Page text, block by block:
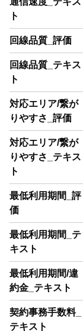
ト
回線品質_評価
回線品質_テキス
ト
対応エリア/繋が
りやすさ_評価
対応エリア/繋が
りやすさ_テキス
ト
最低利用期間_評
価
最低利用期間_テ
キスト
最低利用期間/違
約金_テキスト
契約事務手数料_
テキスト